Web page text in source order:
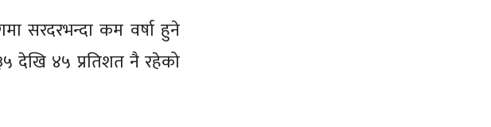
सरदरभन्दा कम वर्षा हुने
देखि ४५ प्रतिशत नै रहेको